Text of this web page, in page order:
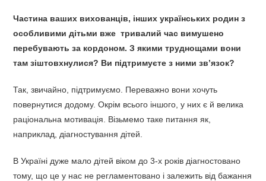
Частина ваших вихованців, інших українських родин з
особливими дітьми вже тривалий час вимушено
перебувають за кордоном. З якими труднощами вони
там зіштовхнулися? Ви підтримуєте з ними зв’язок?
Так, звичайно, підтримуємо. Переважно вони хочуть
повернутися додому. Окрім всього іншого, у них є й велика
раціональна мотивація. Візьмемо таке питання як,
наприклад, діагностування дітей.
В Україні дуже мало дітей віком до 3-х років діагностовано
тому, що це у нас не регламентовано і залежить від бажання